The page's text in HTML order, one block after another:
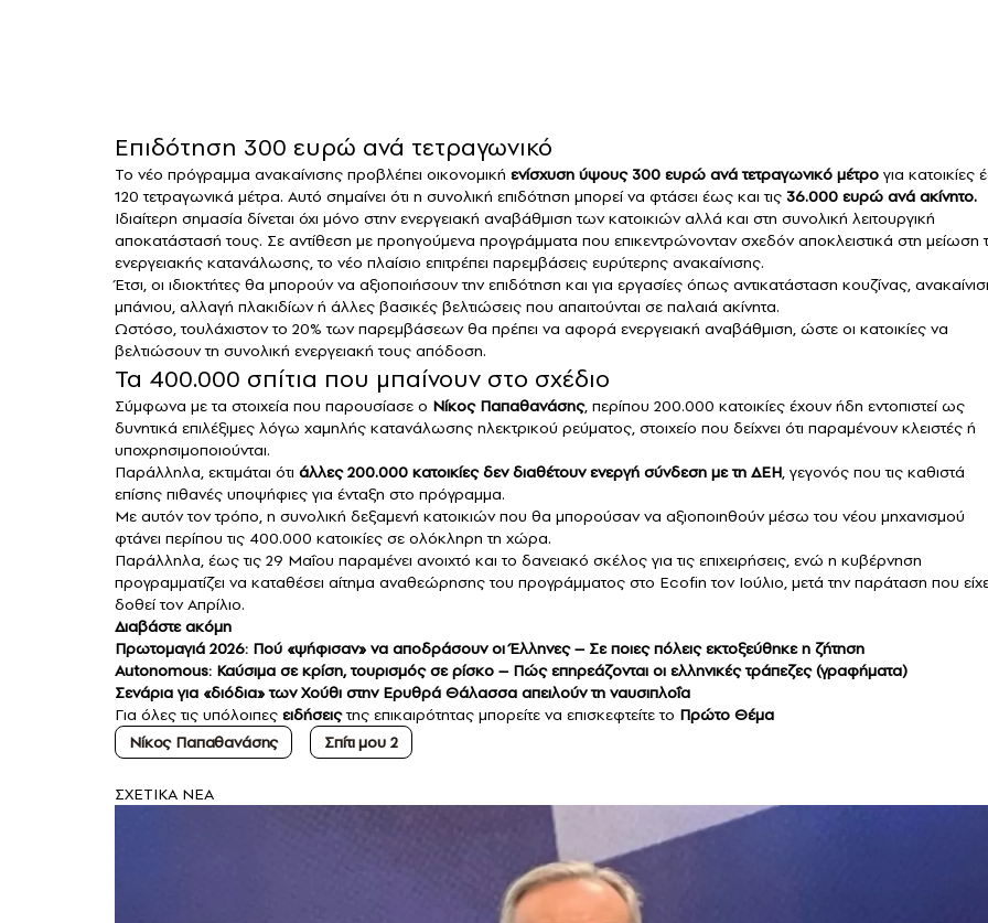
Επιδότηση 300 ευρώ ανά τετραγωνικό
Το νέο πρόγραμμα ανακαίνισης προβλέπει οικονομική ενίσχυση ύψους 300 ευρώ ανά τετραγωνικό μέτρο για κατοικίες
120 τετραγωνικά μέτρα. Αυτό σημαίνει ότι η συνολική επιδότηση μπορεί να φτάσει έως και τις 36.000 ευρώ ανά ακίνητο.
Ιδιαίτερη σημασία δίνεται όχι μόνο στην ενεργειακή αναβάθμιση των κατοικιών αλλά και στη συνολική λειτουργική
αποκατάστασή τους. Σε αντίθεση με προηγούμενα προγράμματα που επικεντρώνονταν σχεδόν αποκλειστικά στη μείωση
ενεργειακής κατανάλωσης, το νέο πλαίσιο επιτρέπει παρεμβάσεις ευρύτερης ανακαίνισης.
Έτσι, οι ιδιοκτήτες θα μπορούν να αξιοποιήσουν την επιδότηση και για εργασίες όπως αντικατάσταση κουζίνας,
μπάνιου, αλλαγή πλακιδίων ή άλλες βασικές βελτιώσεις που απαιτούνται σε παλαιά ακίνητα.
Ωστόσο, τουλάχιστον το 20% των παρεμβάσεων θα πρέπει να αφορά ενεργειακή αναβάθμιση, ώστε οι κατοικίες να
βελτιώσουν τη συνολική ενεργειακή τους απόδοση.
Τα 400.000 σπίτια που μπαίνουν στο σχέδιο
Σύμφωνα με τα στοιχεία που παρουσίασε ο Νίκος Παπαθανάσης, περίπου 200.000 κατοικίες έχουν ήδη εντοπιστεί ως
δυνητικά επιλέξιμες λόγω χαμηλής κατανάλωσης ηλεκτρικού ρεύματος, στοιχείο που δείχνει ότι παραμένουν κλειστές ή
υποχρησιμοποιούνται.
Παράλληλα, εκτιμάται ότι άλλες 200.000 κατοικίες δεν διαθέτουν ενεργή σύνδεση με τη ΔΕΗ, γεγονός που τις καθιστά
επίσης πιθανές υποψήφιες για ένταξη στο πρόγραμμα.
Με αυτόν τον τρόπο, η συνολική δεξαμενή κατοικιών που θα μπορούσαν να αξιοποιηθούν μέσω του νέου μηχανισμού
φτάνει περίπου τις 400.000 κατοικίες σε ολόκληρη τη χώρα.
Παράλληλα, έως τις 29 Μαΐου παραμένει ανοιχτό και το δανειακό σκέλος για τις επιχειρήσεις, ενώ η κυβέρνηση
προγραμματίζει να καταθέσει αίτημα αναθεώρησης του προγράμματος στο Ecofin τον Ιούλιο, μετά την παράταση που
δοθεί τον Απρίλιο.
Διαβάστε ακόμη
Πρωτομαγιά 2026: Πού «ψήφισαν» να αποδράσουν οι Έλληνες – Σε ποιες πόλεις εκτοξεύθηκε η ζήτηση
Autonomous: Καύσιμα σε κρίση, τουρισμός σε ρίσκο – Πώς επηρεάζονται οι ελληνικές τράπεζες (γραφήματα)
Σενάρια για «διόδια» των Χούθι στην Ερυθρά Θάλασσα απειλούν τη ναυσιπλοΐα
Για όλες τις υπόλοιπες ειδήσειςτης επικαιρότητας μπορείτε να επισκεφτείτε το Πρώτο Θέμα
Νίκος Παπαθανάσης
Σπίτι μου 2
ΣXETIKA NEA